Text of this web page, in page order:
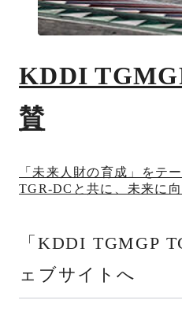
KDDI
賛
「未来人財の育成」をテ
TGR-DCと共に、未来に
「KDDI TGMGP
ェブサイトへ